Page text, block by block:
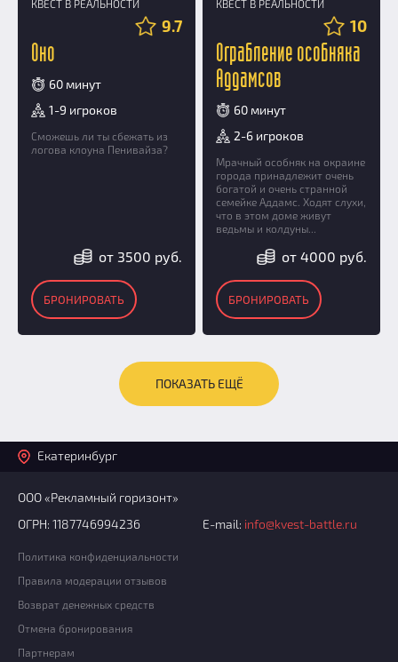
КВЕСТ В РЕАЛЬНОСТИ
9.7
Оно
60 минут
1-9 игроков
Сможешь ли ты сбежать из
логова клоуна Пенивайза?
от 3500 руб.
БРОНИРОВАТЬ
КВЕСТ В РЕАЛЬНОСТИ
10
Ограбление особняка
Аддамсов
60 минут
2-6 игроков
Мрачный особняк на окраине
города принадлежит очень
богатой и очень странной
семейке Аддамс. Ходят слухи,
что в этом доме живут
ведьмы и колдуны...
от 4000 руб.
БРОНИРОВАТЬ
ПОКАЗАТЬ ЕЩЁ
Екатеринбург
ООО «Рекламный горизонт»
ОГРН: 1187746994236
E-mail: info@kvest-battle.ru
Политика конфиденциальности
Правила модерации отзывов
Возврат денежных средств
Отмена бронирования
Партнерам